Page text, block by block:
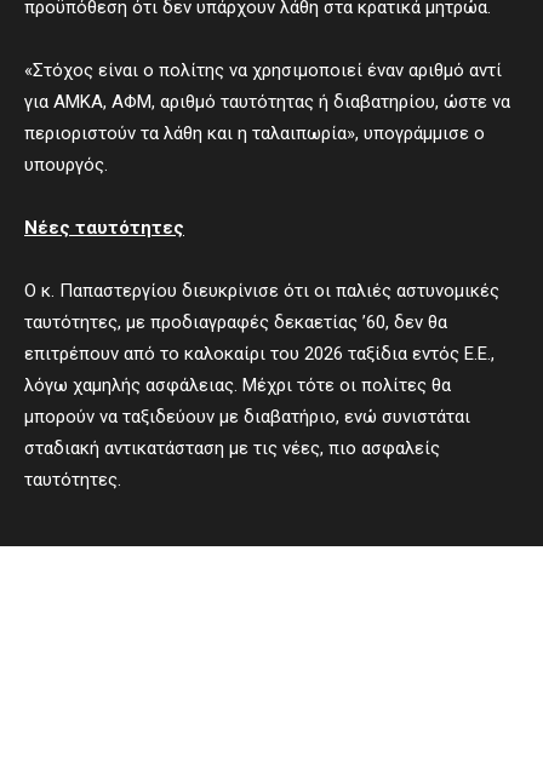
προϋπόθεση ότι δεν υπάρχουν λάθη στα κρατικά μητρώα.
«Στόχος είναι ο πολίτης να χρησιμοποιεί έναν αριθμό αντί
για ΑΜΚΑ, ΑΦΜ, αριθμό ταυτότητας ή διαβατηρίου, ώστε να
περιοριστούν τα λάθη και η ταλαιπωρία», υπογράμμισε ο
υπουργός.
Νέες ταυτότητες
Ο κ. Παπαστεργίου διευκρίνισε ότι οι παλιές αστυνομικές
ταυτότητες, με προδιαγραφές δεκαετίας ’60, δεν θα
επιτρέπουν από το καλοκαίρι του 2026 ταξίδια εντός Ε.Ε.,
λόγω χαμηλής ασφάλειας. Μέχρι τότε οι πολίτες θα
μπορούν να ταξιδεύουν με διαβατήριο, ενώ συνιστάται
σταδιακή αντικατάσταση με τις νέες, πιο ασφαλείς
ταυτότητες.